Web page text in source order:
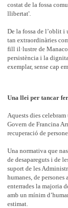
costat de la fossa
llibertat'.
De la fossa de l’oblit i
tan extraordinàries
fill il·lustre de
persistència i la
exemplar, sense cap
Una llei per tancar
Aquests dies
Govern de Francina
recuperació de
Una normativa que
de desapareguts i de
suport de les
humanes, de
enterrades la majoria
amb un mínim
estimat.